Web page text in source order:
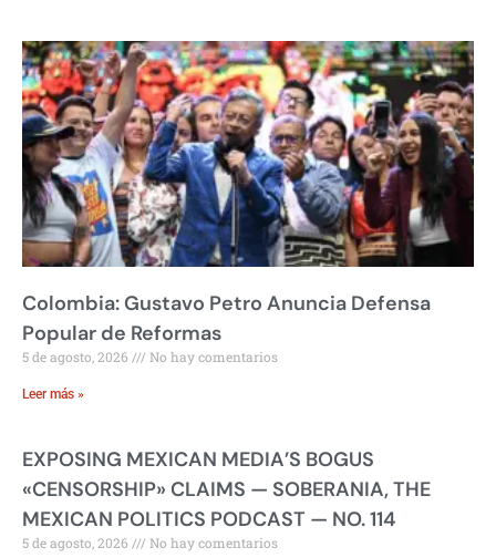
Colombia: Gustavo Petro Anuncia Defensa
Popular de Reformas
5 de agosto, 2026 No hay comentarios
Leer más »
EXPOSING MEXICAN MEDIA’S BOGUS
«CENSORSHIP» CLAIMS — SOBERANIA, THE
MEXICAN POLITICS PODCAST — NO. 114
5 de agosto, 2026 No hay comentarios